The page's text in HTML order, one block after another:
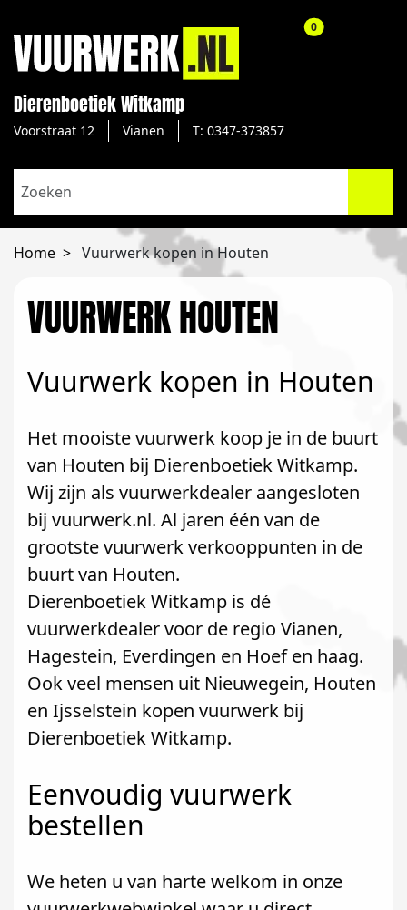
Dierenboetiek Witkamp
Voorstraat 12 Vianen T: 0347-373857
0aantal
Home Vuurwerk kopen in Houten
VUURWERK HOUTEN
Vuurwerk kopen in Houten
Het mooiste vuurwerk koop je in de buurt
van Houten bij Dierenboetiek Witkamp.
Wij zijn als vuurwerkdealer aangesloten
bij vuurwerk.nl. Al jaren één van de
grootste vuurwerk verkooppunten in de
buurt van Houten.
Dierenboetiek Witkamp is dé
vuurwerkdealer voor de regio Vianen,
Hagestein, Everdingen en Hoef en haag.
Ook veel mensen uit Nieuwegein, Houten
en Ijsselstein kopen vuurwerk bij
Dierenboetiek Witkamp.
Eenvoudig vuurwerk
bestellen
We heten u van harte welkom in onze